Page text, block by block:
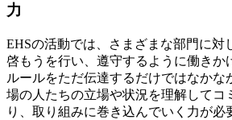
力
EHSの活動では、さまざまな部門に対
啓もうを行い、遵守するように働きか
ルールをただ伝達するだけではなかな
場の人たちの立場や状況を理解してコ
り、取り組みに巻き込んでいく力が必